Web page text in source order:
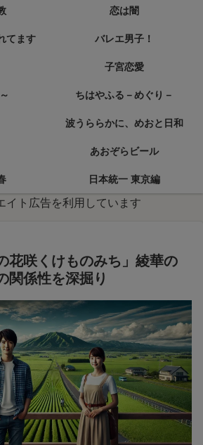
恋は闇
てます バレエ男子！
子宮恋愛
ちはやふる－めぐり－
波うららかに、めおと日和
あおぞらビール
日本統一 東京編
イト広告を利用しています
花咲くけものみち」綾華の
関係性を深掘り